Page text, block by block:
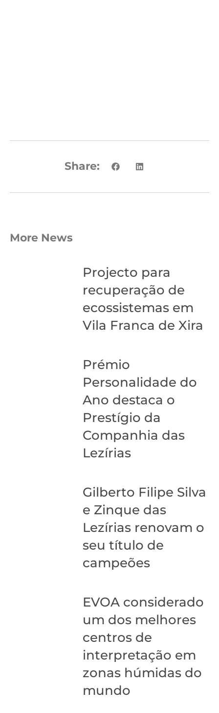
Share:
More News
Projecto para
recuperação de
ecossistemas em
Vila Franca de Xira
Prémio
Personalidade do
Ano destaca o
Prestígio da
Companhia das
Lezírias
Gilberto Filipe Silva
e Zinque das
Lezírias renovam o
seu título de
campeões
EVOA considerado
um dos melhores
centros de
interpretação em
zonas húmidas do
mundo